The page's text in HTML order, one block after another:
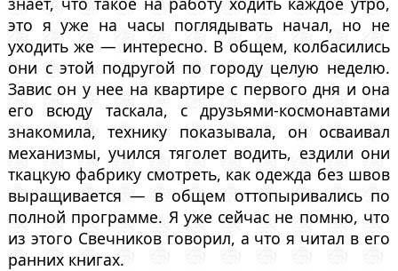
это я уже на часы поглядывать начал, но не
уходить же — интересно. В общем, колбасились
они с этой подругой по городу целую неделю.
Завис он у нее на квартире с первого дня и она
его всюду таскала, с друзьями-космонавтами
знакомила, технику показывала, он осваивал
механизмы, учился тяголет водить, ездили они
ткацкую фабрику смотреть, как одежда без швов
выращивается — в общем оттопыривались по
полной программе. Я уже сейчас не помню, что
из этого Свечников говорил, а что я читал в его
ранних книгах.